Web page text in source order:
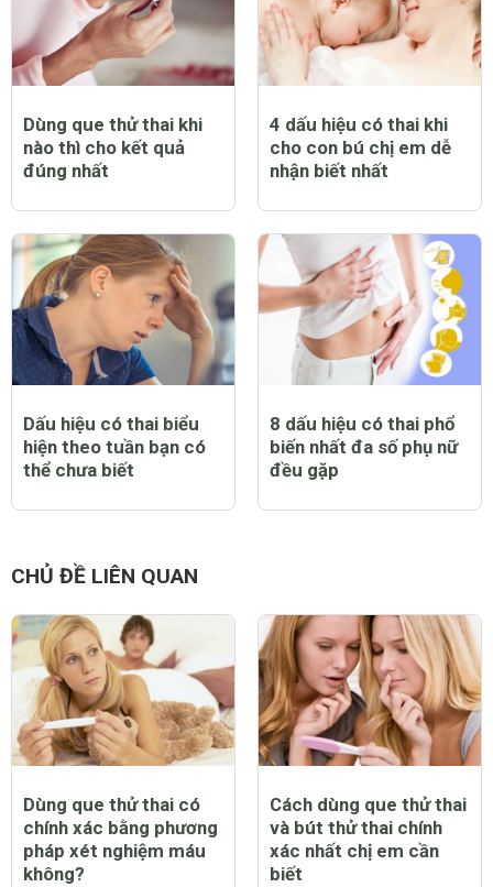
Dùng que thử thai khi
nào thì cho kết quả
đúng nhất
4 dấu hiệu có thai khi
cho con bú chị em dễ
nhận biết nhất
Dấu hiệu có thai biểu
hiện theo tuần bạn có
thể chưa biết
8 dấu hiệu có thai phổ
biến nhất đa số phụ nữ
đều gặp
CHỦ ĐỀ LIÊN QUAN
Dùng que thử thai có
chính xác bằng phương
pháp xét nghiệm máu
không?
Cách dùng que thử thai
và bút thử thai chính
xác nhất chị em cần
biết